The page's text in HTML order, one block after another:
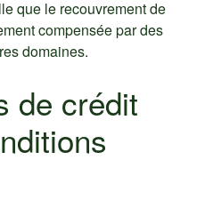
que le recouvrement de
compensée par des
domaines.
de crédit